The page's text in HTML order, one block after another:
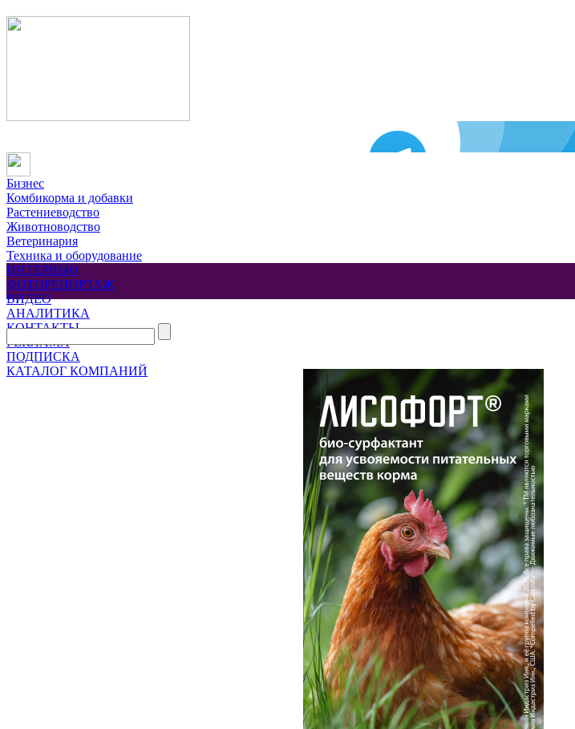
Бизнес
Комбикорма и добавки
Растениеводство
Животноводство
Ветеринария
Техника и оборудование
ИНТЕРВЬЮ
ФОТОРЕПОРТАЖ
ВИДЕО
АНАЛИТИКА
КОНТАКТЫ
РЕКЛАМА
ПОДПИСКА
КАТАЛОГ КОМПАНИЙ